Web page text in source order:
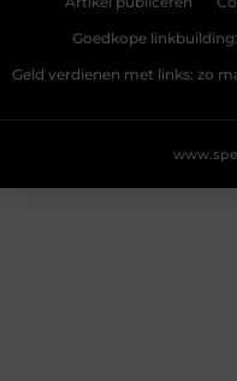
Goedkope
Geld verdienen met links: zo